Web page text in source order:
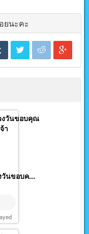
ยนะคะ
วันขอบค...